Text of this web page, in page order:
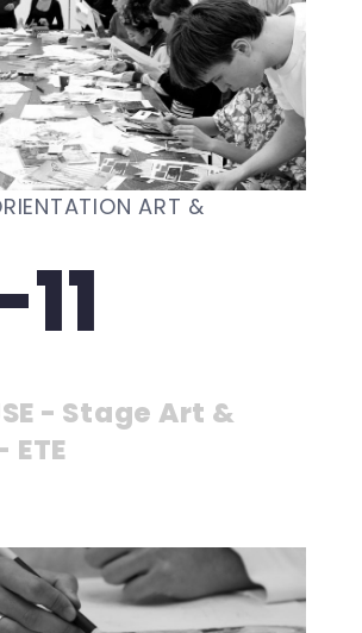
ART &
- Stage Art &